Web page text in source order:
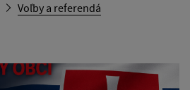
Voľby a referendá